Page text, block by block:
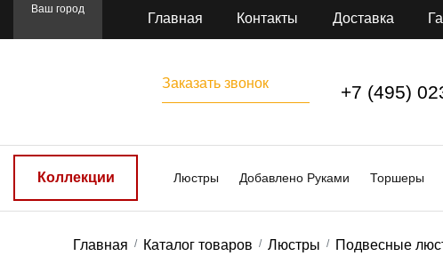
Ваш город
Главная Контакты Доставка
Заказать звонок +7 (495)
Коллекции Люстры Добавлено Руками Торшеры
Главная Каталог товаров Люстры Подвесные